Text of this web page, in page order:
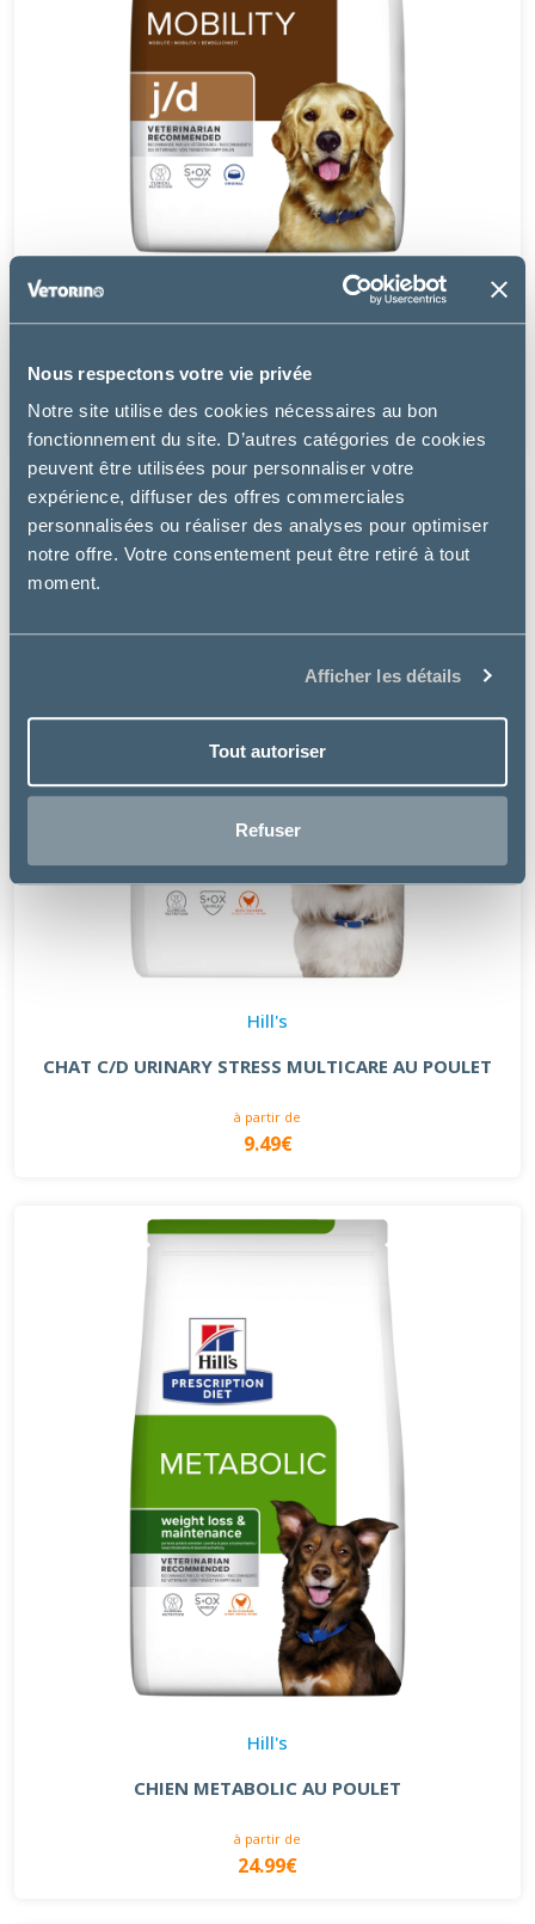
Nous respectons votre vie privée
Notre site utilise des cookies nécessaires au bon
fonctionnement du site. D’autres catégories de cookies
peuvent être utilisées pour personnaliser votre
expérience, diffuser des offres commerciales
personnalisées ou réaliser des analyses pour optimiser
notre offre. Votre consentement peut être retiré à tout
moment.
Afficher les détails
Tout autoriser
Refuser
21.43€
Hill's
CHAT C/D URINARY STRESS MULTICARE AU POULET
à partir de
9.49€
Hill's
CHIEN METABOLIC AU POULET
à partir de
24.99€